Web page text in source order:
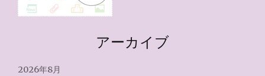
アーカイブ
2026年8月